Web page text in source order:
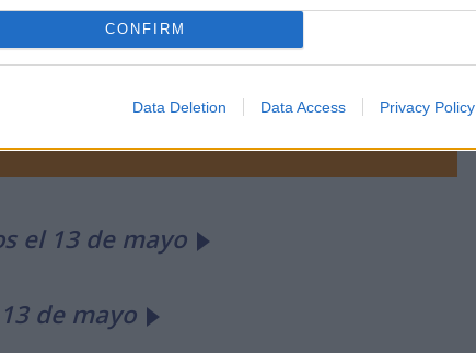
CONFIRM
Data Deletion Data Access Privacy Policy
internacional sumamente importante,
el 13 de mayo
de mayo